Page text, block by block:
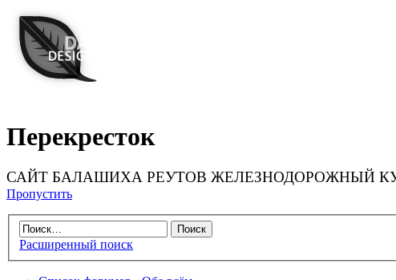
Перекресток
САЙТ БАЛАШИХА РЕУТОВ ЖЕЛЕЗНОДОРОЖНЫЙ
Пропустить
Расширенный поиск